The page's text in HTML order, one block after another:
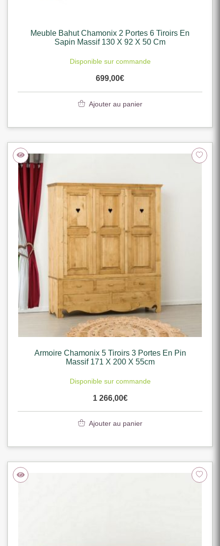
Meuble Bahut Chamonix 2 Portes 6 Tiroirs En
Sapin Massif 130 X 92 X 50 Cm
Disponible sur commande
699,00€
Ajouter au panier
Armoire Chamonix 5 Tiroirs 3 Portes En Pin
Massif 171 X 200 X 55cm
Disponible sur commande
1 266,00€
Ajouter au panier